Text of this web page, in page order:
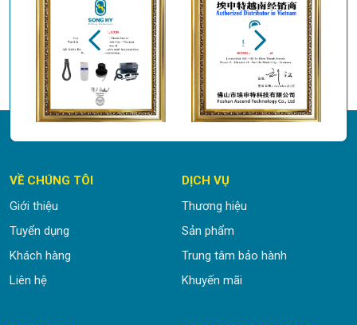
VỀ CHÚNG TÔI
Giới thiệu
Tuyển dụng
Khách hàng
Liên hệ
DỊCH VỤ
Thương hiệu
Sản phẩm
Trung tâm bảo hành
Khuyến mãi